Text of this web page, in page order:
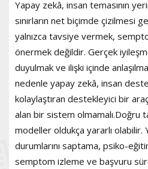
Yapay zekâ, insan temasının
sınırların net biçimde çizilmesi
yalnızca tavsiye vermek,
önermek değildir. Gerçek
duyulmak ve ilişki içinde
nedenle yapay zekâ, insan
kolaylaştıran destekleyici bir
alan bir sistem olmamalı.Doğru
modeller oldukça yararlı olabilir.
durumlarını saptama, psiko-
semptom izleme ve başvuru